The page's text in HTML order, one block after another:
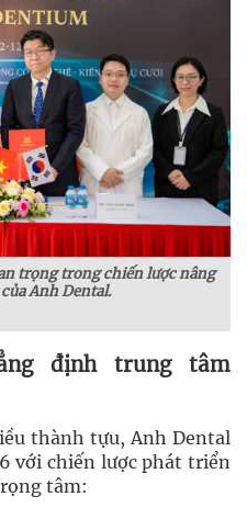
trọng trong chiến lược nâng
Anh Dental.
định trung tâm
thành tựu, Anh Dental
với chiến lược phát triển
tâm: